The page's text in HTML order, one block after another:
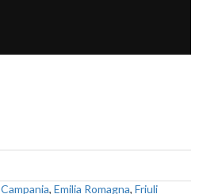
Campania, Emilia Romagna, Friuli